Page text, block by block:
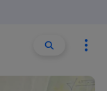
Buscar